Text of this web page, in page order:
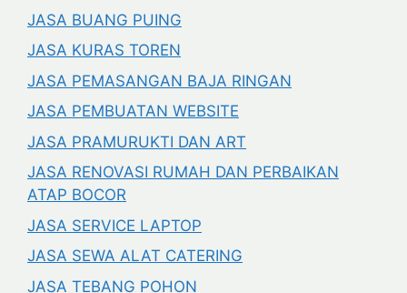
JASA BUANG PUING
JASA KURAS TOREN
JASA PEMASANGAN BAJA RINGAN
JASA PEMBUATAN WEBSITE
JASA PRAMURUKTI DAN ART
JASA RENOVASI RUMAH DAN PERBAIKAN
ATAP BOCOR
JASA SERVICE LAPTOP
JASA SEWA ALAT CATERING
JASA TEBANG POHON